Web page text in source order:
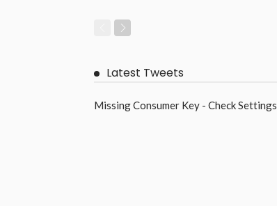
Latest Tweets
Missing Consumer Key - Check Settings